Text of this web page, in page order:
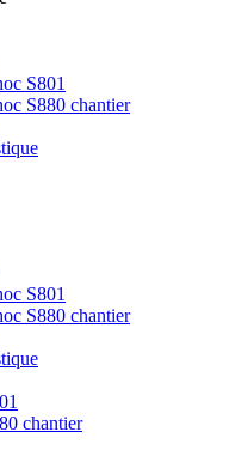
S801
S880 chantier
S801
S880 chantier
chantier